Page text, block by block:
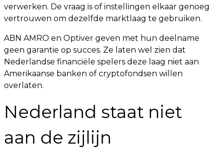
verwerken. De vraag is of instellingen elkaar genoeg
vertrouwen om dezelfde marktlaag te gebruiken.
ABN AMRO en Optiver geven met hun deelname
geen garantie op succes. Ze laten wel zien dat
Nederlandse financiële spelers deze laag niet aan
Amerikaanse banken of cryptofondsen willen
overlaten.
Nederland staat niet
aan de zijlijn